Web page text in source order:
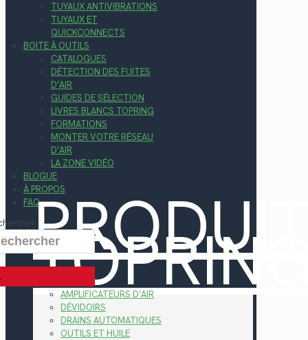
TUYAUX ANTIVIBRATIONS
TUYAUX ET
QUICKCONNECTS
BOITE À OUTILS
CATALOGUES
DÉTECTION DES FUITES
D’AIR
GUIDES DE SÉLECTION
LIVRES BLANCS TOPRING
FORMATIONS
MONTER VOTRE RÉSEAU
D’AIR
LA ZONE VIDÉO
BLOGUE
À PROPOS
FAQ
AMPLIFICATEURS D’AIR
DÉVIDOIRS
DRAINS AUTOMATIQUES
OUTILS ET HUILE